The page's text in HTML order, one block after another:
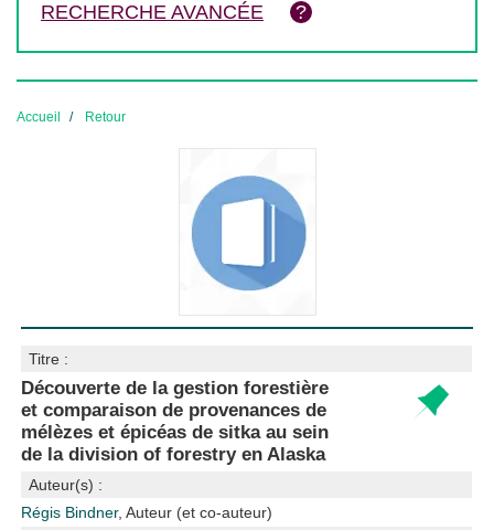
RECHERCHE AVANCÉE
Accueil Retour
Titre :
Découverte de la gestion forestière
et comparaison de provenances de
mélèzes et épicéas de sitka au sein
de la division of forestry en Alaska
Auteur(s) :
Régis Bindner, Auteur (et co-auteur)